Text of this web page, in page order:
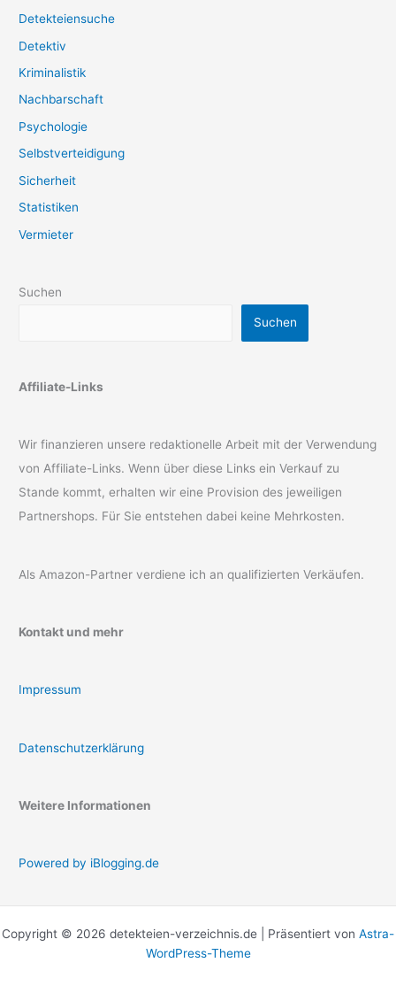
Detekteiensuche
Detektiv
Kriminalistik
Nachbarschaft
Psychologie
Selbstverteidigung
Sicherheit
Statistiken
Vermieter
Suchen
Suchen
Affiliate-Links
Wir finanzieren unsere redaktionelle Arbeit mit der Verwendung
von Affiliate-Links. Wenn über diese Links ein Verkauf zu
Stande kommt, erhalten wir eine Provision des jeweiligen
Partnershops. Für Sie entstehen dabei keine Mehrkosten.
Als Amazon-Partner verdiene ich an qualifizierten Verkäufen.
Kontakt und mehr
Impressum
Datenschutzerklärung
Weitere Informationen
Powered by iBlogging.de
Copyright © 2026 detekteien-verzeichnis.de | Präsentiert von Astra-
WordPress-Theme